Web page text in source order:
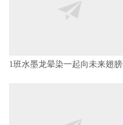
1班水墨龙晕染一起向未来翅膀